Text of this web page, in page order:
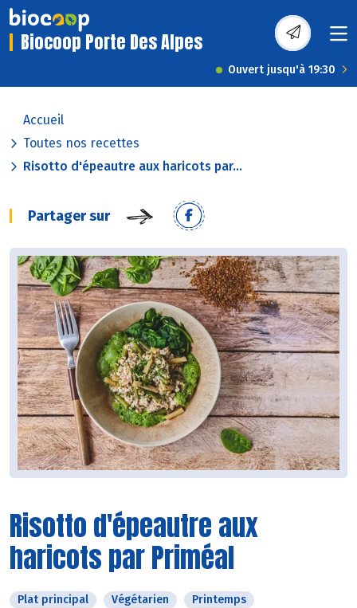
Biocoop Porte Des Alpes
Ouvert jusqu'à 19:30
Accueil
Toutes nos recettes
Risotto d'épeautre aux haricots par...
Partager sur
Risotto d'épeautre aux
haricots par Priméal
Plat principal Végétarien Printemps